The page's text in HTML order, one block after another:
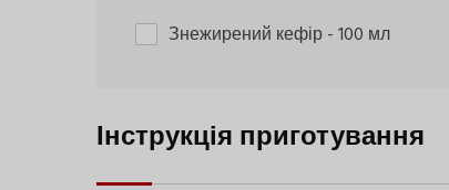
Знежирений кефір- 100 мл
Інструкція приготування